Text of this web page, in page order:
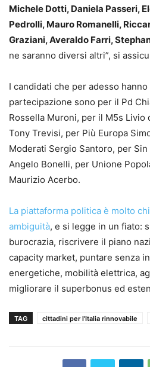
Michele Dotti, Daniela Passeri,
Pedrolli, Mauro Romanelli,
Graziani, Averaldo Farri,
ne saranno diversi altri”, si
I candidati che per adesso
partecipazione sono per il Pd
Rossella Muroni, per il M5s Livio
Tony Trevisi, per Più Europa
Moderati Sergio Santoro, per
Angelo Bonelli, per Unione
Maurizio Acerbo.
La piattaforma politica è molto
ambiguità, e si legge in un fiato:
burocrazia, riscrivere il piano
capacity market, puntare senza
energetiche, mobilità elettrica,
migliorare il superbonus ed
TAG cittadini per l'Italia rinnovabile